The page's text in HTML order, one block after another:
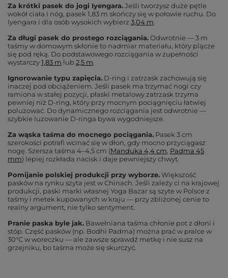
Za krótki pasek do jogi Iyengara.Jeśli tworzysz duże pętle
wokół ciała i nóg, pasek 1,83 m skończy się w połowie ruchu. Do
Iyengara i dla osób wysokich wybierz 3,04 m.
Za długi pasek do prostego rozciągania.Odwrotnie — 3 m
taśmy w domowym skłonie to nadmiar materiału, który plącze
się pod ręką. Do podstawowego rozciągania w zupełności
wystarczy1,83 m lub 2,5 m.
Ignorowanie typu zapięcia. D-ring i zatrzask zachowują się
inaczej pod obciążeniem. Jeśli pasek ma trzymać nogi czy
ramiona w stałej pozycji, płaski metalowy zatrzask trzyma
pewniej niż D-ring, który przy mocnym pociągnięciu łatwiej
poluzować. Do dynamicznego rozciągania jest odwrotnie —
szybkie luzowanie D-ringa bywa wygodniejsze.
Za wąska taśma do mocnego pociągania. Pasek 3 cm
szerokości potrafi wcinać się w dłoń, gdy mocno przyciągasz
nogę. Szersza taśma 4–4,5 cm (Manduka 4,4 cm, Padma 45
mm) lepiej rozkłada nacisk i daje pewniejszy chwyt.
Pomijanie polskiej produkcji przy wyborze.Większość
pasków na rynku szyta jest w Chinach. Jeśli zależy ci na krajowej
produkcji, paski marki własnej Yoga Bazar są szyte w Polsce z
taśmy i metek kupowanych w kraju — przy zbliżonej cenie to
realny argument, nie tylko sentyment.
Pranie paska byle jak. Bawełniana taśma chłonie pot z dłoni i
stóp. Część pasków (np. Bodhi Padma) można prać w pralce w
30°C w woreczku — ale zawsze sprawdź metkę i nie susz na
grzejniku, bo taśma może się skurczyć.